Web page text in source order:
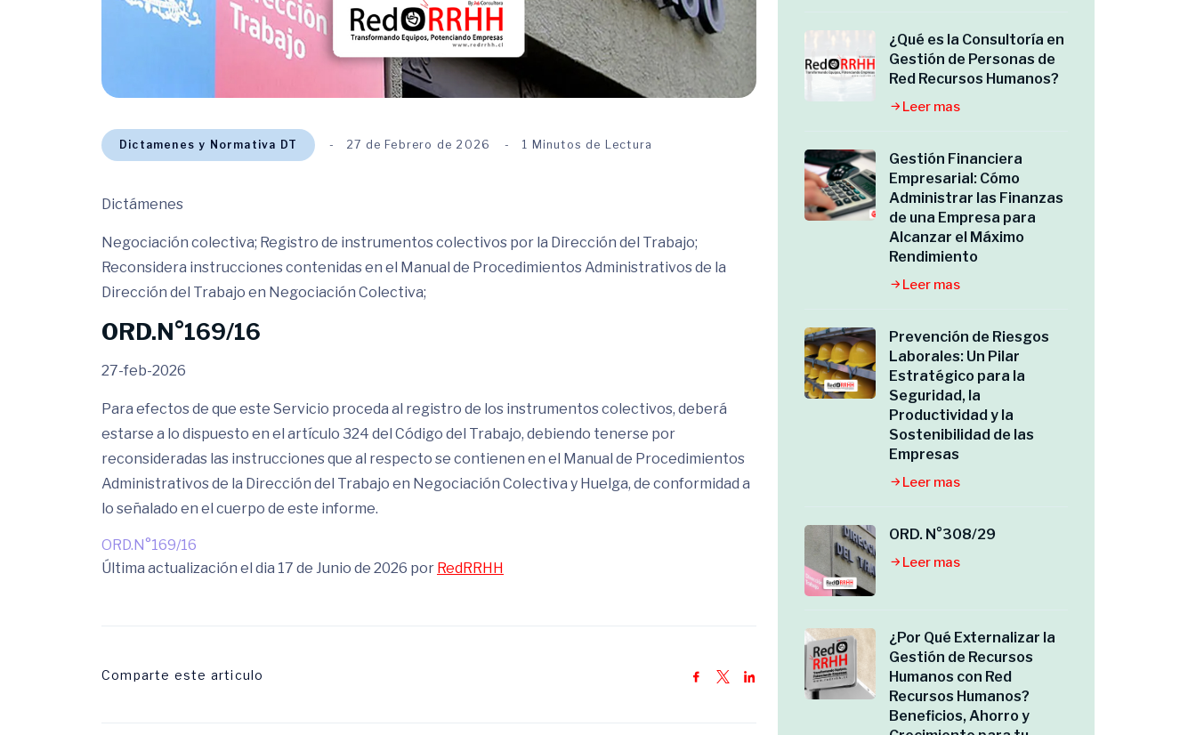
Dictamenes y Normativa DT 27 de Febrero de 2026 1 Minutos de Lectura
Dictámenes
Negociación colectiva; Registro de instrumentos colectivos por la Dirección del Trabajo;
Reconsidera instrucciones contenidas en el Manual de Procedimientos Administrativos de la
Dirección del Trabajo en Negociación Colectiva;
ORD.N°169/16
27-feb-2026
Para efectos de que este Servicio proceda al registro de los instrumentos colectivos, deberá
estarse a lo dispuesto en el artículo 324 del Código del Trabajo, debiendo tenerse por
reconsideradas las instrucciones que al respecto se contienen en el Manual de Procedimientos
Administrativos de la Dirección del Trabajo en Negociación Colectiva y Huelga, de conformidad a
lo señalado en el cuerpo de este informe.
ORD.N°169/16
Última actualización el dia 17 de Junio de 2026 por RedRRHH
Comparte este articulo
¿Qué es la Consultoría en
Gestión de Personas de
Red Recursos Humanos?
Leer mas
Gestión Financiera
Empresarial: Cómo
Administrar las Finanzas
de una Empresa para
Alcanzar el Máximo
Rendimiento
Leer mas
Prevención de Riesgos
Laborales: Un Pilar
Estratégico para la
Seguridad, la
Productividad y la
Sostenibilidad de las
Empresas
Leer mas
ORD. N°308/29
Leer mas
¿Por Qué Externalizar la
Gestión de Recursos
Humanos con Red
Recursos Humanos?
Beneficios, Ahorro y